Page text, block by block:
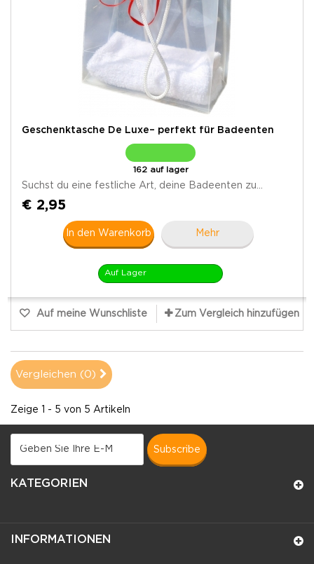
Geschenktasche De Luxe– perfekt für Badeenten
162 auf lager
Suchst du eine festliche Art, deine Badeenten zu...
€ 2,95
In den Warenkorb Mehr
Auf Lager
Auf meine Wunschliste Zum Vergleich hinzufügen
Vergleichen (0)
Zeige 1 - 5 von 5 Artikeln
subscribe
KATEGORIEN
INFORMATIONEN